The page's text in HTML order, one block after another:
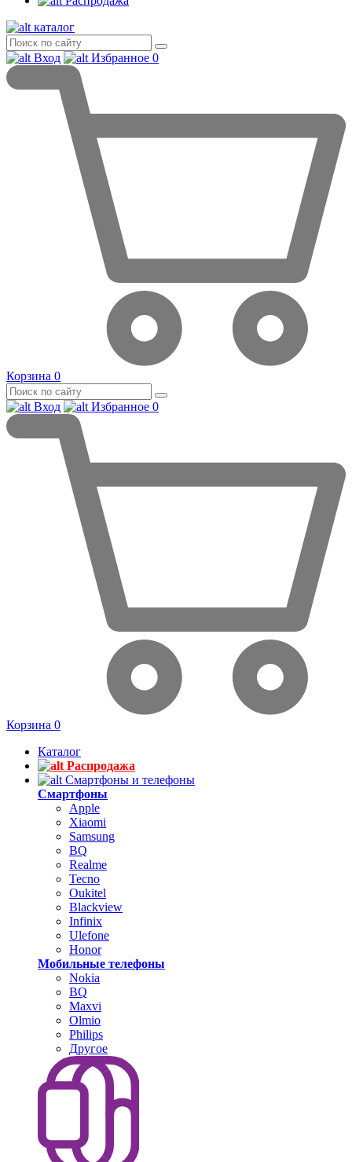
каталог
Вход Избранное 0
Корзина 0
Вход Избранное 0
Корзина 0
Каталог
Распродажа
Смартфоны и телефоны
Смартфоны
Apple
Xiaomi
Samsung
BQ
Realme
Tecno
Oukitel
Blackview
Infinix
Ulefone
Honor
Мобильные телефоны
Nokia
BQ
Maxvi
Olmio
Philips
Другое